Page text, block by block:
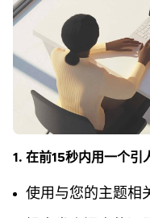
1. 在前15秒内用一个引
使用与您的主题相